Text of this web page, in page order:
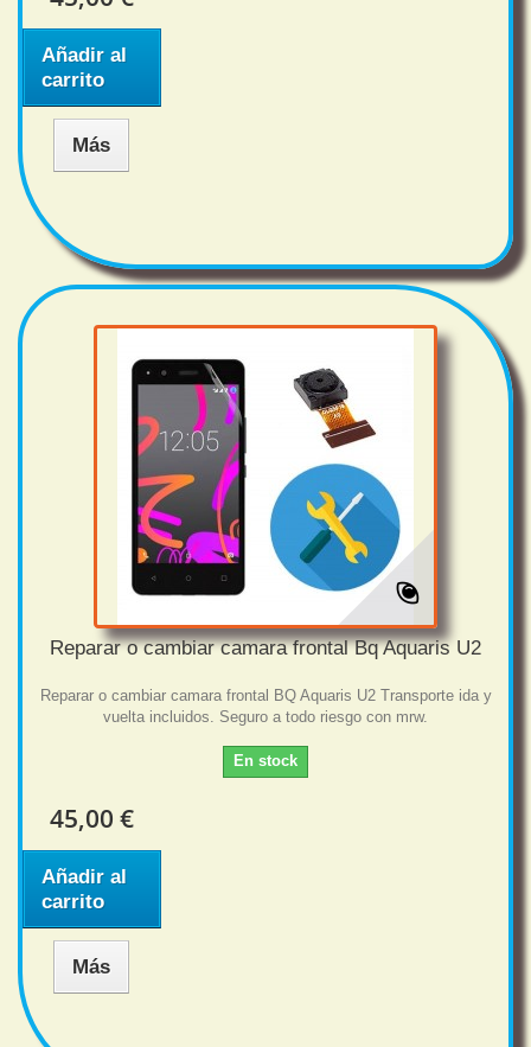
Añadir al
carrito
Más
Reparar o cambiar camara frontal Bq Aquaris U2
Reparar o cambiar camara frontal BQ Aquaris U2 Transporte ida y
vuelta incluidos. Seguro a todo riesgo con mrw.
En stock
45,00 €
Añadir al
carrito
Más